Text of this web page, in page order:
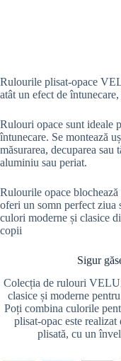
Rulourile plisat-opace
atât un efect de
Rulouri opace sunt ideale
întunecare. Se montează
măsurarea, decuparea sau
aluminiu sau periat.
Rulourile opace
oferi un somn perfect ziua
culori moderne și clasice
copii
Sigur
Colecția de rulouri
clasice și moderne
Poți combina culorile
plisat-opac este
plisată, cu un